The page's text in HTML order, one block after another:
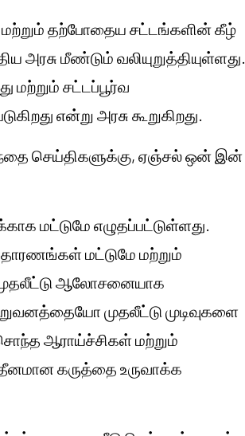
தற்போதைய சட்டங்களின் கீழ்
அரசு மீண்டும் வலியுறுத்தியுள்ளது.
மற்றும் சட்டப்பூர்வ
என்று அரசு கூறுகிறது.
சந்தை செய்திகளுக்கு, ஏஞ்சல் ஒன் இன்
மட்டுமே எழுதப்பட்டுள்ளது.
மட்டுமே மற்றும்
முதலீட்டு ஆலோசனையாக
முதலீட்டு முடிவுகளை
ஆராய்ச்சிகள் மற்றும்
கருத்தை உருவாக்க